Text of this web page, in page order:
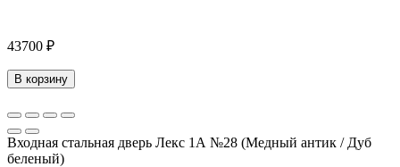
43700 ₽
В корзину
Входная стальная дверь Лекс 1А №28 (Медный антик / Дуб
беленый)